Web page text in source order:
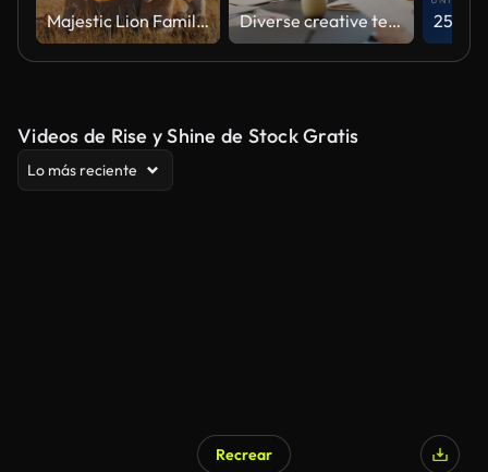
Majestic Lion Family Relaxing in Natural Habitat Under Soft Light Diverse creative team collaborating on a marketing strategy in an office meeting
Videos de Rise y Shine de Stock Gratis
Lo más reciente
Recrear